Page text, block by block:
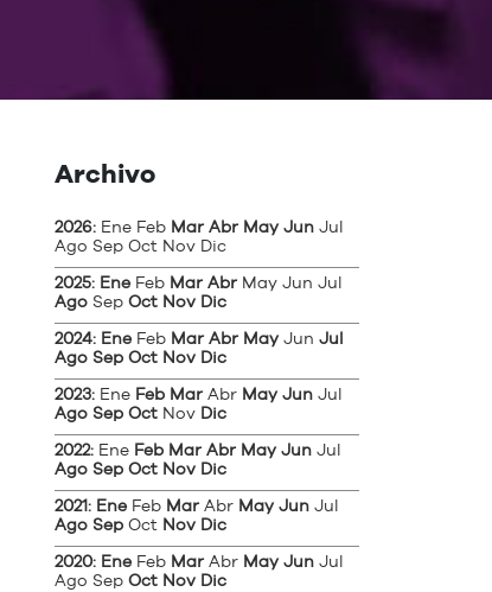
Archivo
2026: Ene Feb Mar Abr May Jun Jul
Ago Sep Oct Nov Dic
2025: Ene Feb Mar Abr May Jun Jul
Ago Sep Oct Nov Dic
2024: Ene Feb Mar Abr May Jun Jul
Ago Sep Oct Nov Dic
2023: Ene Feb Mar Abr May Jun Jul
Ago Sep Oct Nov Dic
2022: Ene Feb Mar Abr May Jun Jul
Ago Sep Oct Nov Dic
2021: Ene Feb Mar Abr May Jun Jul
Ago Sep Oct Nov Dic
2020: Ene Feb Mar Abr May Jun Jul
Ago Sep Oct Nov Dic